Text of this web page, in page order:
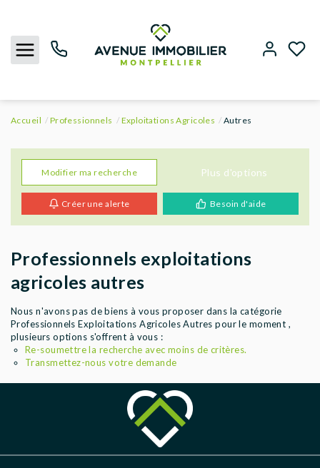
ACHETER
LOUER
BIENS VENDUS
ESTIMER
AGENCES
Accueil Professionnels Exploitations Agricoles Autres
Modifier ma recherche Plus d'options
Créer une alerte Besoin d'aide
Professionnels exploitations
agricoles autres
Nous n'avons pas de biens à vous proposer dans la catégorie
Professionnels Exploitations Agricoles Autres pour le moment ,
plusieurs options s'offrent à vous :
Re-soumettre la recherche avec moins de critères.
Transmettez-nous votre demande